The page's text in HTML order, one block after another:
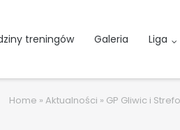
treningów Galeria Liga
Home » Aktualności » GP Gliwic i